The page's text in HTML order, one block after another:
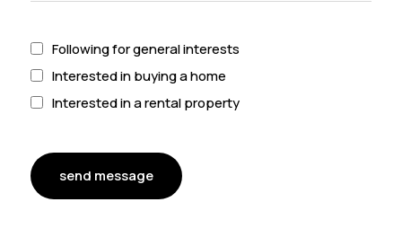
Following for general interests
Interested in buying a home
Interested in a rental property